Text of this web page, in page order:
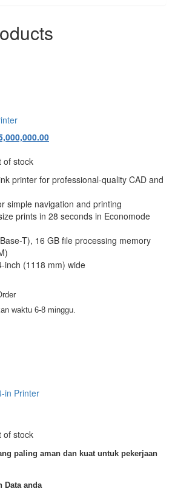
Current
of stock
printer for professional-quality CAD and
simple navigation and printing
prints in 28 seconds in Economode
T), 16 GB file processing memory
inch (1118 mm) wide
waktu 6-8 minggu.
in Printer
of stock
paling aman dan kuat untuk pekerjaan
Data anda